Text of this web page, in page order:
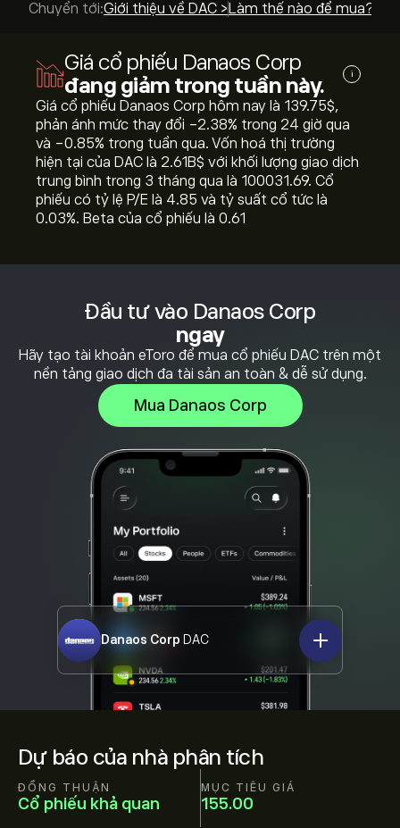
Dự báo của nhà phân tích
ĐỒNG THUẬN
Cổ phiếu khả quan
MỤC TIÊU GIÁ
155.00
Đầu tư vào Danaos Corp
ngay
Hãy tạo tài khoản eToro để mua cổ phiếu DAC trên một
nền tảng giao dịch đa tài sản an toàn & dễ sử dụng.
Mua Danaos Corp
Danaos Corp DAC
Chuyển tới:Giới thiệu về DAC > Làm thế nào để mua? >
Giá cổ phiếu Danaos Corp
đang giảm trong tuần này.
i
Giá cổ phiếu Danaos Corp hôm nay là 139.75‎$‎,
phản ánh mức thay đổi ‎-2.38‎% trong 24 giờ qua
và ‎-0.85‎% trong tuần qua. Vốn hoá thị trường
hiện tại của DAC là 2.61B‎$‎ với khối lượng giao dịch
trung bình trong 3 tháng qua là 100031.69. Cổ
phiếu có tỷ lệ P/E là 4.85 và tỷ suất cổ tức là
0.03%. Beta của cổ phiếu là 0.61